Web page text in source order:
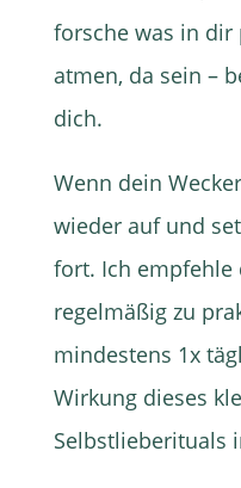
forsche was in dir
atmen, da sein –
dich.
Wenn dein
wieder auf und
fort. Ich empfehle
regelmäßig zu
mindestens 1x
Wirkung dieses
Selbstlieberituals